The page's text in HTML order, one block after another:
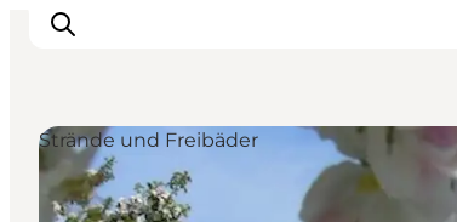
Natur und Outdoor
Strände und Freibäder